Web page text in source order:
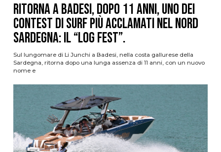
Ritorna a Badesi, dopo 11 anni, uno dei
contest di surf più acclamati nel nord
Sardegna: il “Log Fest”.
Sul lungomare di Li Junchi a Badesi, nella costa gallurese della
Sardegna, ritorna dopo una lunga assenza di 11 anni, con un nuovo
nome e